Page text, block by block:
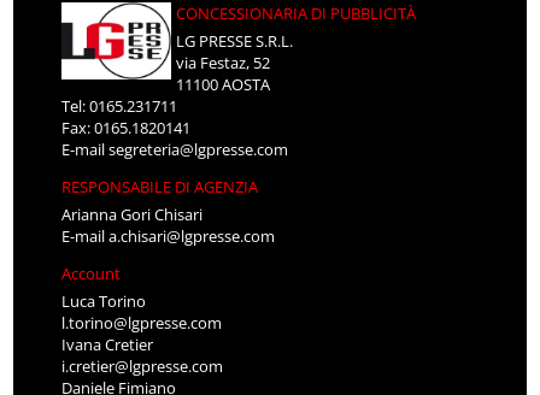
CONCESSIONARIA DI PUBBLICITÀ
LG PRESSE S.R.L.
via Festaz, 52
11100 AOSTA
Tel: 0165.231711
Fax: 0165.1820141
E-mailsegreteria@lgpresse.com
RESPONSABILE DI AGENZIA
Arianna Gori Chisari
E-maila.chisari@lgpresse.com
Account
Luca Torino
l.torino@lgpresse.com
Ivana Cretier
i.cretier@lgpresse.com
Daniele Fimiano